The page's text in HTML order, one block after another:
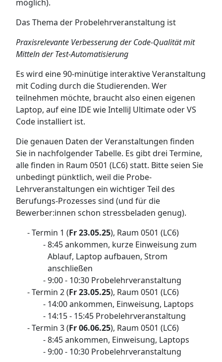
möglich).
Das Thema der Probelehrveranstaltung ist
Praxisrelevante Verbesserung der Code-Qualität mit
Mitteln der Test-Automatisierung
Es wird eine 90-minütige interaktive Veranstaltung
mit Coding durch die Studierenden. Wer
teilnehmen möchte, braucht also einen eigenen
Laptop, auf eine IDE wie IntelliJ Ultimate oder VS
Code installiert ist.
Die genauen Daten der Veranstaltungen finden
Sie in nachfolgender Tabelle. Es gibt drei Termine,
alle finden in Raum 0501 (LC6) statt. Bitte seien Sie
unbedingt pünktlich, weil die Probe-
Lehrveranstaltungen ein wichtiger Teil des
Berufungs-Prozesses sind (und für die
Bewerber:innen schon stressbeladen genug).
Termin 1 (Fr 23.05.25), Raum 0501 (LC6)
8:45 ankommen, kurze Einweisung zum
Ablauf, Laptop aufbauen, Strom
anschließen
9:00 - 10:30 Probelehrveranstaltung
Termin 2 (Fr 23.05.25), Raum 0501 (LC6)
14:00 ankommen, Einweisung, Laptops
14:15 - 15:45 Probelehrveranstaltung
Termin 3 (Fr 06.06.25), Raum 0501 (LC6)
8:45 ankommen, Einweisung, Laptops
9:00 - 10:30 Probelehrveranstaltung